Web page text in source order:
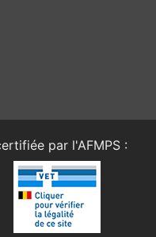
par l'AFMPS :